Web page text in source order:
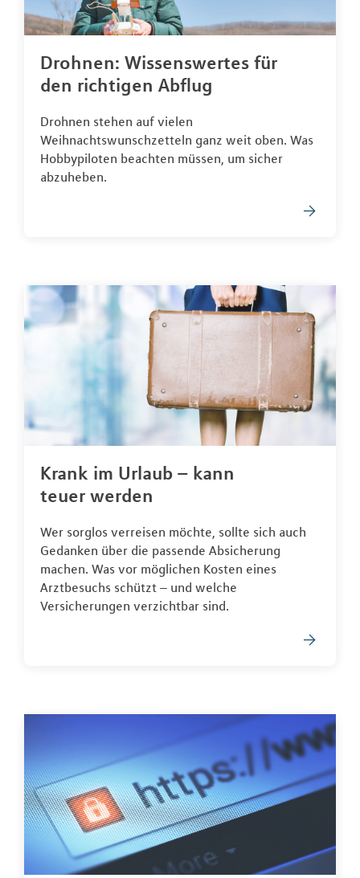
Drohnen: Wissenswertes für
den richtigen Abflug
Drohnen stehen auf vielen
Weihnachtswunschzetteln ganz weit oben. Was
Hobbypiloten beachten müssen, um sicher
abzuheben.
Krank im Urlaub – kann
teuer werden
Wer sorglos verreisen möchte, sollte sich auch
Gedanken über die passende Absicherung
machen. Was vor möglichen Kosten eines
Arztbesuchs schützt – und welche
Versicherungen verzichtbar sind.